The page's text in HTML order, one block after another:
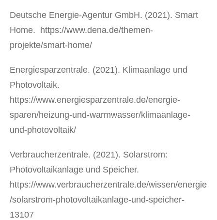
Deutsche Energie-Agentur GmbH. (2021). Smart
Home. https://www.dena.de/themen-
projekte/smart-home/
Energiesparzentrale. (2021). Klimaanlage und
Photovoltaik.
https://www.energiesparzentrale.de/energie-
sparen/heizung-und-warmwasser/klimaanlage-
und-photovoltaik/
Verbraucherzentrale. (2021). Solarstrom:
Photovoltaikanlage und Speicher.
https://www.verbraucherzentrale.de/wissen/energie
/solarstrom-photovoltaikanlage-und-speicher-
13107